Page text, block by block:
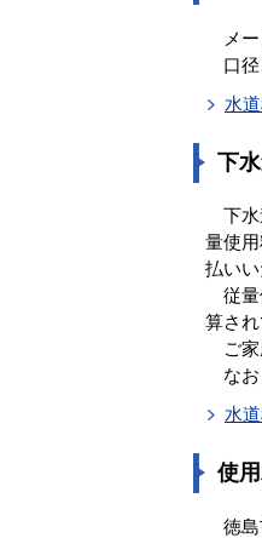
メー
口径
水
下
下水
量使
払いい
従量
算され
ご家
なお
水
使
徳島